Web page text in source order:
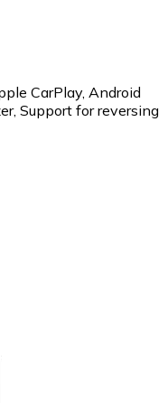
CarPlay, Android
Support for reversing